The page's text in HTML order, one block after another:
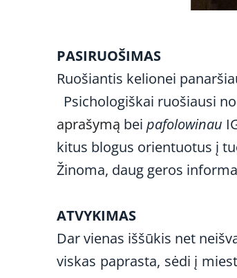
PASIRUOŠIMAS
Ruošiantis kelionei
Psichologiškai ruošiausi
aprašymą bei pafolowinau
kitus blogus orientuotus į
Žinoma, daug geros
ATVYKIMAS
Dar vienas iššūkis net
viskas paprasta, sėdi į